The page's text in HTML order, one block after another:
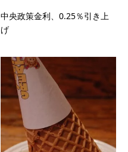
中央政策金利、0.25％引き上
げ